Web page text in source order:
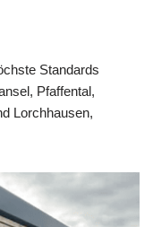
Standards
Pfaffental,
Lorchhausen,